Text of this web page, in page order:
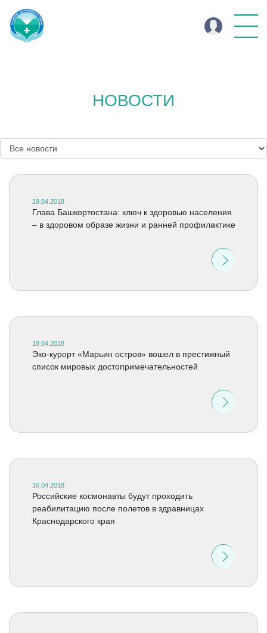
НОВОСТИ
19.04.2018
Глава Башкортостана: ключ к здоровью населения
– в здоровом образе жизни и ранней профилактике
18.04.2018
Эко-курорт «Марьин остров» вошел в престижный
список мировых достопримечательностей
16.04.2018
Российские космонавты будут проходить
реабилитацию после полетов в здравницах
Краснодарского края